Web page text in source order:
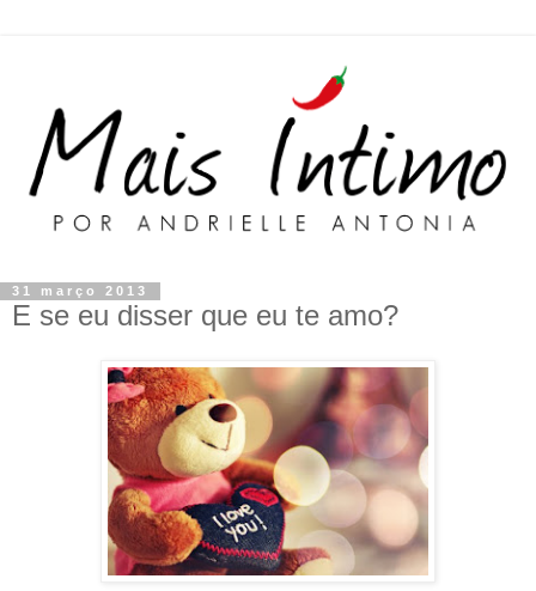
31 março 2013
E se eu disser que eu te amo?